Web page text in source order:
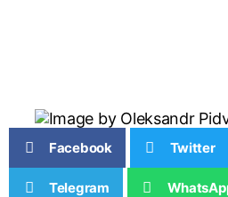
Facebook Twitter
Telegram